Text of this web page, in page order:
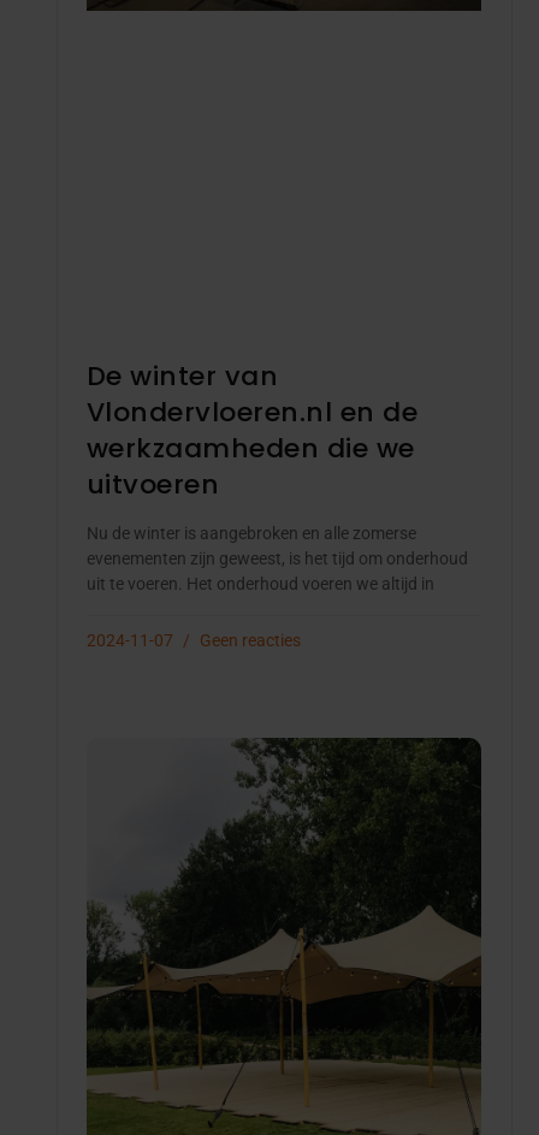
De winter van
Vlondervloeren.nl en de
werkzaamheden die we
uitvoeren
Nu de winter is aangebroken en alle zomerse
evenementen zijn geweest, is het tijd om onderhoud
uit te voeren. Het onderhoud voeren we altijd in
2024-11-07 Geen reacties